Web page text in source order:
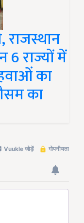
राज्यों में
का
का